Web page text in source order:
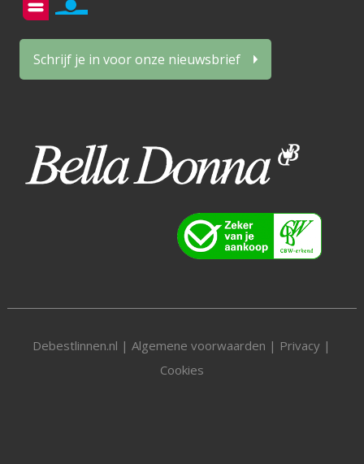
Schrijf je in voor onze nieuwsbrief
Debestlinnen.nl |Algemene voorwaarden | Privacy |
Cookies